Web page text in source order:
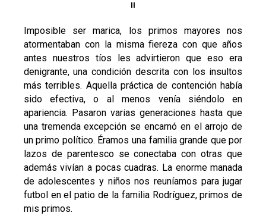
II
Imposible ser marica, los primos mayores nos
atormentaban con la misma fiereza con que años
antes nuestros tíos les advirtieron que eso era
denigrante, una condición descrita con los insultos
más terribles. Aquella práctica de contención había
sido efectiva, o al menos venía siéndolo en
apariencia. Pasaron varias generaciones hasta que
una tremenda excepción se encarnó en el arrojo de
un primo político. Éramos una familia grande que por
lazos de parentesco se conectaba con otras que
además vivían a pocas cuadras. La enorme manada
de adolescentes y niños nos reuníamos para jugar
futbol en el patio de la familia Rodríguez, primos de
mis primos.